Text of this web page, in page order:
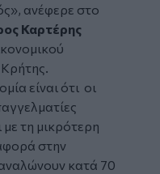
ανέφερε στο
Καρτέρης
είναι ότι οι
τη μικρότερη
στην
κατά 70